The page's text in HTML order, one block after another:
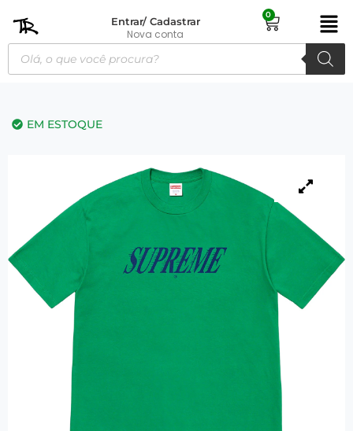
Entrar/ Cadastrar
Nova conta
0
EM ESTOQUE